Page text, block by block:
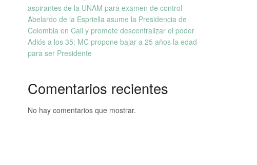
aspirantes de la UNAM para examen de control
Abelardo de la Espriella asume la Presidencia de
Colombia en Cali y promete descentralizar el poder
Adiós a los 35: MC propone bajar a 25 años la edad
para ser Presidente
Comentarios recientes
No hay comentarios que mostrar.